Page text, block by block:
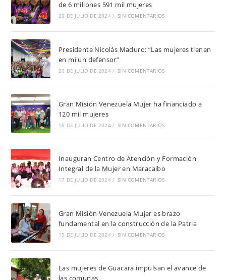
de 6 millones 591 mil mujeres
20 DE JULIO DE 2024 / SIN COMENTARIOS
Presidente Nicolás Maduro: “Las mujeres tienen
en mí un defensor”
20 DE JULIO DE 2024 / SIN COMENTARIOS
Gran Misión Venezuela Mujer ha financiado a
120 mil mujeres
18 DE JULIO DE 2024 / SIN COMENTARIOS
Inauguran Centro de Atención y Formación
Integral de la Mujer en Maracaibo
17 DE JULIO DE 2024 / SIN COMENTARIOS
Gran Misión Venezuela Mujer es brazo
fundamental en la construcción de la Patria
15 DE JULIO DE 2024 / SIN COMENTARIOS
Las mujeres de Guacara impulsan el avance de
las comunas